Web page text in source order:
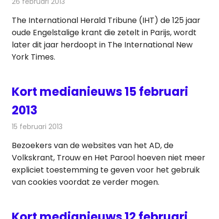
The International Herald Tribune (IHT) de 125 jaar
oude Engelstalige krant die zetelt in Parijs, wordt
later dit jaar herdoopt in The International New
York Times.
Kort medianieuws 15 februari
2013
15 februari 2013
Bezoekers van de websites van het AD, de
Volkskrant, Trouw en Het Parool hoeven niet meer
expliciet toestemming te geven voor het gebruik
van cookies voordat ze verder mogen.